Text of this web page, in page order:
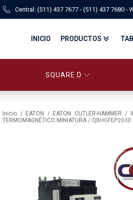
Central: (511) 437 7677 - (511) 437 7680 -
INICIO PRODUCTOS
MANDO,
SQUARE D
Inicio / EATON / EATON CUTLER-HAMMER /
TERMOMAGNÉTICO MINIATURA / QBHGFEP2030